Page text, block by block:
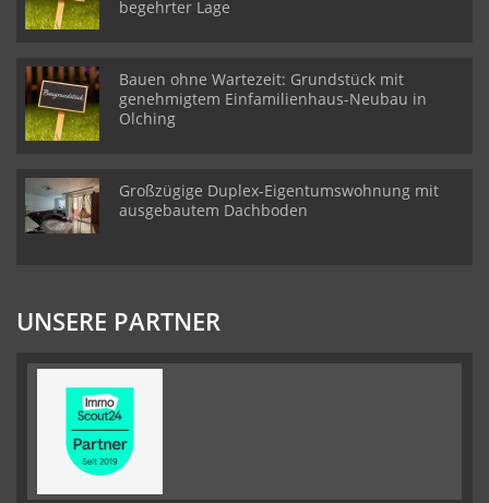
begehrter Lage
Bauen ohne Wartezeit: Grundstück mit
genehmigtem Einfamilienhaus-Neubau in
Olching
Großzügige Duplex-Eigentumswohnung mit
ausgebautem Dachboden
UNSERE PARTNER